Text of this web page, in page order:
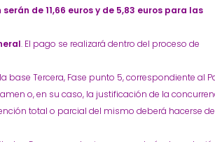
de 11,66 euros y de 5,83 euros para las
. El pago se realizará dentro del proceso de
base Tercera, Fase punto 5, correspondiente al
o, en su caso, la justificación de la
total o parcial del mismo deberá hacerse